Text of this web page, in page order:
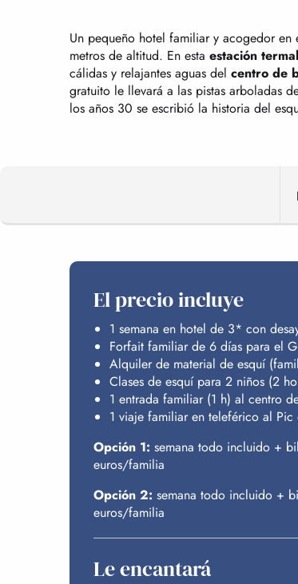
Un pequeño hotel familiar y acogedor
metros de altitud. En esta estación
cálidas y relajantes aguas del centro de
gratuito le llevará a las pistas arboladas
los años 30 se escribió la historia del
El precio incluye
1 semana en hotel de 3* con
Forfait familiar de 6 días para el
Alquiler de material de esquí
Clases de esquí para 2 niños (2
1 entrada familiar (1 h) al centro
1 viaje familiar en teleférico al
Opción 1: semana todo incluido +
euros/familia
Opción 2: semana todo incluido +
euros/familia
Le encantará